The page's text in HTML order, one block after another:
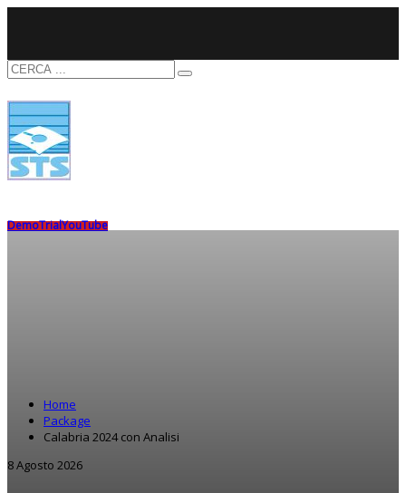
DemoTrialYouTube
Home
Package
Calabria 2024 con Analisi
8 Agosto 2026